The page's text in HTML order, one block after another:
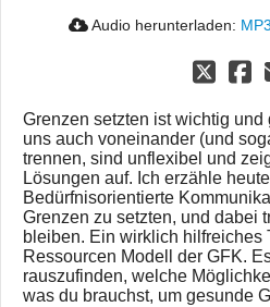
Audio herunterladen: MP3
Grenzen setzten ist wichtig
uns auch voneinander (und
trennen, sind unflexibel und
Lösungen auf. Ich erzähle
Bedürfnisorientierte
Grenzen zu setzten, und dabei
bleiben. Ein wirklich hilfreiches
Ressourcen Modell der GFK.
rauszufinden, welche
was du brauchst, um gesunde